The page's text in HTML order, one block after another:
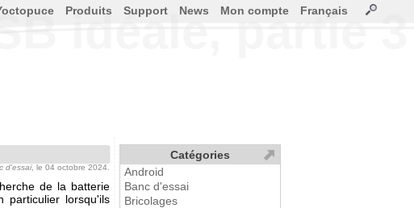
idéale, partie 3
d'essai, le 04 octobre 2024.
de la batterie
particulier lorsqu'ils
Produits Support News Mon compte Français
Catégories
Android
Banc d'essai
Bricolages